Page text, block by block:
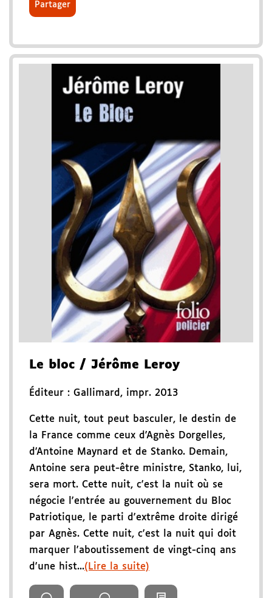
Partager
Le bloc / Jérôme Leroy
Éditeur : Gallimard , impr. 2013
Cette nuit, tout peut basculer, le destin de
la France comme ceux d'Agnès Dorgelles,
d'Antoine Maynard et de Stanko. Demain,
Antoine sera peut-être ministre, Stanko, lui,
sera mort. Cette nuit, c'est la nuit où se
négocie l'entrée au gouvernement du Bloc
Patriotique, le parti d'extrême droite dirigé
par Agnès. Cette nuit, c'est la nuit qui doit
marquer l'aboutissement de vingt-cinq ans
d'une hist...(Lire la suite)